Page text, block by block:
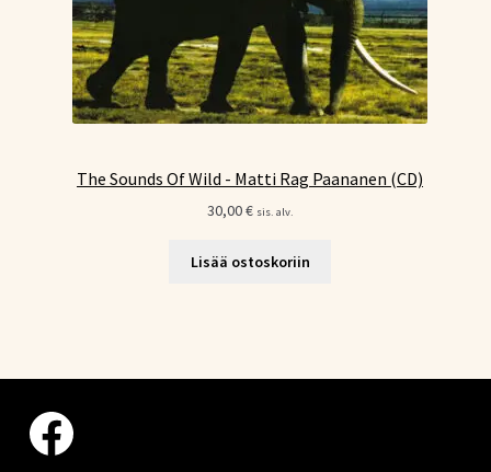
The Sounds Of Wild - Matti Rag Paananen (CD)
30,00€ sis. alv.
Lisää ostoskoriin
Facebook